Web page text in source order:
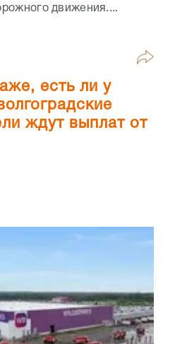
движения....
есть ли у
ждут выплат от